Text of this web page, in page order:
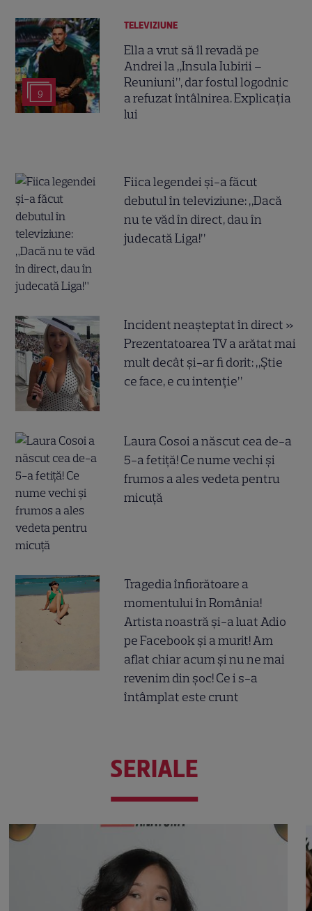
9
TELEVIZIUNE
Ella a vrut să îl revadă pe
Andrei la „Insula Iubirii –
Reuniuni”, dar fostul logodnic
a refuzat întâlnirea. Explicația
lui
Fiica legendei și-a făcut
debutul în televiziune: „Dacă
nu te văd în direct, dau în
judecată Liga!”
Incident neașteptat în direct »
Prezentatoarea TV a arătat mai
mult decât și-ar fi dorit: „Știe
ce face, e cu intenție”
Laura Cosoi a născut cea de-a
5-a fetiță! Ce nume vechi și
frumos a ales vedeta pentru
micuță
Tragedia înfiorătoare a
momentului în România!
Artista noastră și-a luat Adio
pe Facebook și a murit! Am
aflat chiar acum și nu ne mai
revenim din șoc! Ce i s-a
întâmplat este crunt
SERIALE